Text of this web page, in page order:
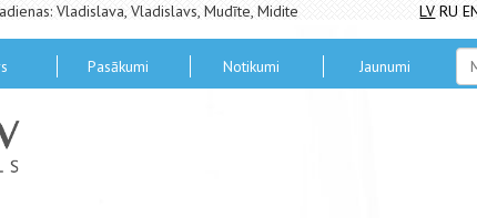
Vladislava, Vladislavs, Mudīte, Midite LV RU
Pasākumi Notikumi Jaunumi